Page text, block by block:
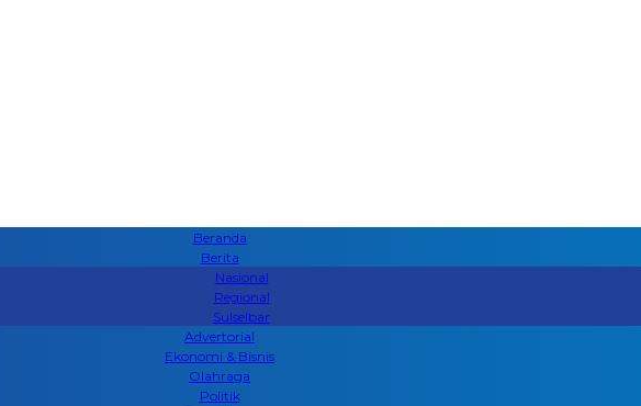
Beranda
Berita
Nasional
Regional
Sulselbar
Advertorial
Ekonomi & Bisnis
Olahraga
Politik